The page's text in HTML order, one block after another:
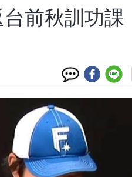
前秋訓功課